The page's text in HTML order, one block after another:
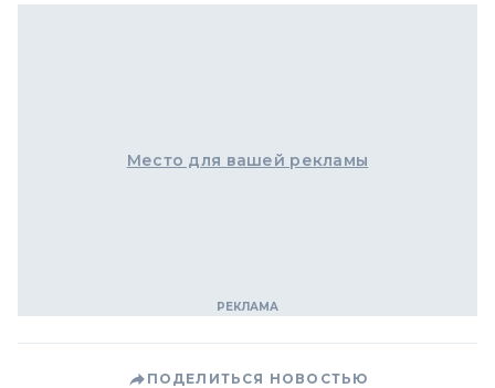
Место для вашей рекламы
ПОДЕЛИТЬСЯ НОВОСТЬЮ